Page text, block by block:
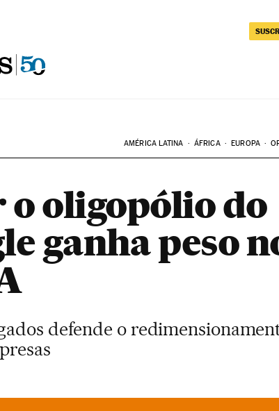
AMÉRICA LATINA ÁFRICA EUROPA
oligopólio do
ganha peso
defende o